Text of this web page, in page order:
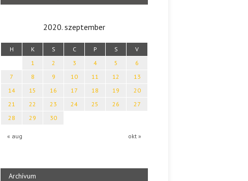
2020. szeptember
H K S C P S V
« aug okt »
1 2 3 4 5
6
7
8 9 10 11 12
13
14
15 16 17 18 19
20
21
22 23 24 25 26
27
28
29 30
Archívum